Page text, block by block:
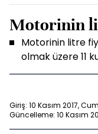
Motorinin
Motorinin litre
olmak üzere 11
Giriş: 10 Kasım 2017,
Güncelleme: 10 Kasım